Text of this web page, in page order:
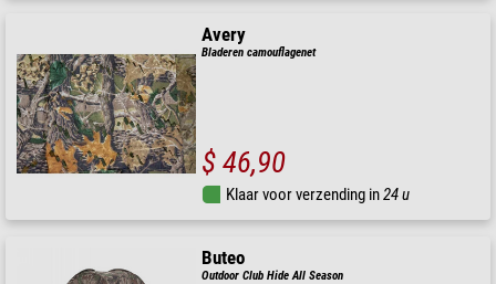
Avery
Bladeren camouflagenet
$ 46,90
Klaar voor verzending in24 u
Buteo
Outdoor Club Hide All Season